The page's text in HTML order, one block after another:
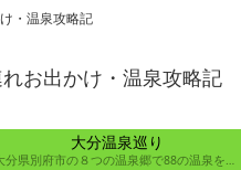
・温泉攻略記
お出かけ・温泉攻略記
大分温泉巡り
大分県別府市の８つの温泉郷で88の温泉を巡る取り組み